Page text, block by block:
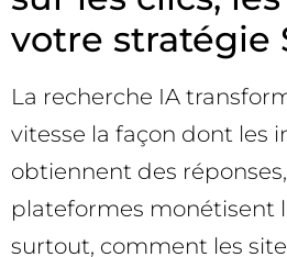
votre stratégie
La recherche IA
vitesse la façon dont les
obtiennent des
plateformes monétisent
surtout, comment les